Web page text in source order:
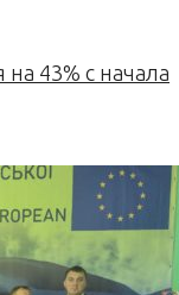
43% с начала